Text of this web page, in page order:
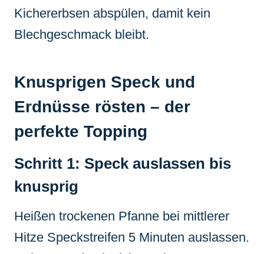
Kichererbsen abspülen, damit kein
Blechgeschmack bleibt.
Knusprigen Speck und
Erdnüsse rösten – der
perfekte Topping
Schritt 1: Speck auslassen bis
knusprig
Heißen trockenen Pfanne bei mittlerer
Hitze Speckstreifen 5 Minuten auslassen.